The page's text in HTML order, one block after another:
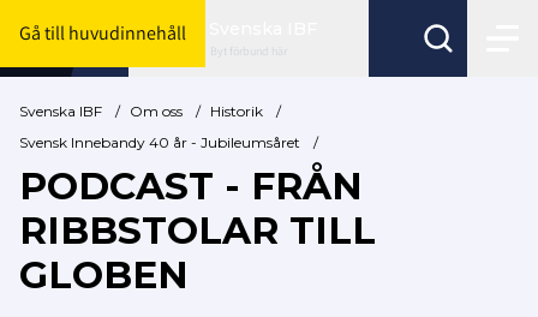
Gå till huvudinnehåll
Byt förbund här
Svenska IBF / Om oss / Historik
/
Svensk Innebandy 40 år - Jubileumsåret
/
PODCAST - FRÅN
RIBBSTOLAR TILL
GLOBEN